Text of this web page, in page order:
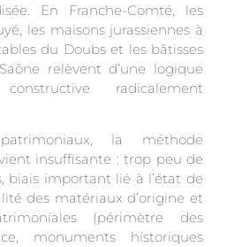
En Franche-Comté, les
les maisons jurassiennes à
du Doubs et les bâtisses
relèvent d’une logique
radicalement
la méthode
insuffisante : trop peu de
biais important lié à l’état de
des matériaux d’origine et
(périmètre des
monuments historiques